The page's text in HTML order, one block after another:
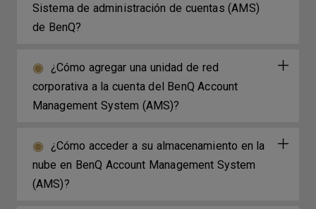
Sistema de administración de cuentas (AMS)
de BenQ?
¿Cómo agregar una unidad de red
corporativa a la cuenta del BenQ Account
Management System (AMS)?
¿Cómo acceder a su almacenamiento en la
nube en BenQ Account Management System
(AMS)?